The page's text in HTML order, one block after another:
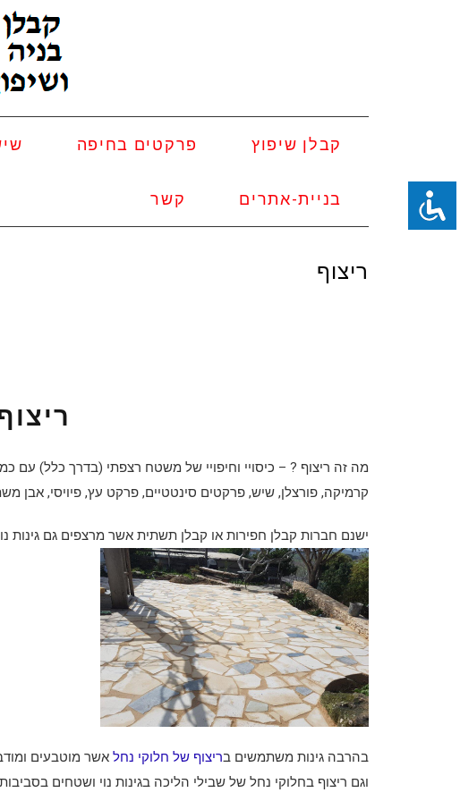
קבלן שיפוץ פרקטים בחיפה
בניית-אתרים קשר
ריצוף
מה זה ריצוף ? – כיסויי וחיפויי של משטח רצפתי (בדרך כלל) עם
קרמיקה, פורצלן, שיש, פרקטים סינטטיים, פרקט עץ, פיויסי, אבן
ישנם חברות קבלן חפירות או קבלן תשתית אשר מרצפים גם גינות
בהרבה גינות משתמשים בריצוף של חלוקי נחל אשר מוטבעים
וגם ריצוף בחלוקי נחל של שבילי הליכה בגינות נוי ושטחים